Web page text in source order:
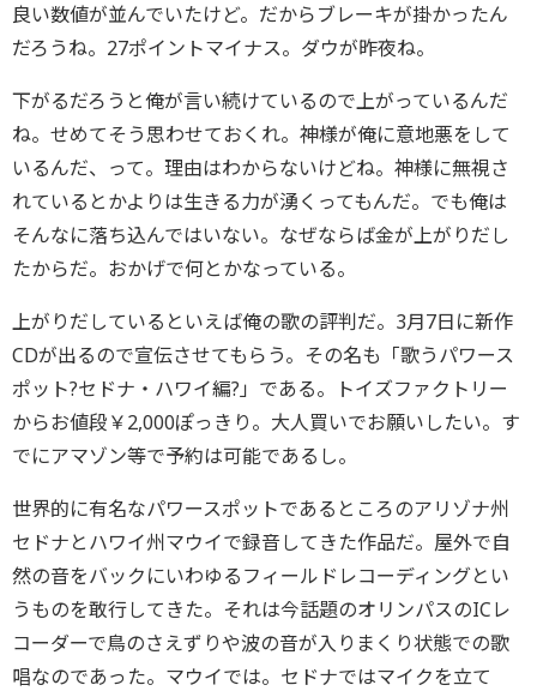
良い数値が並んでいたけど。だからブレーキが掛かったん
だろうね。27ポイントマイナス。ダウが昨夜ね。
下がるだろうと俺が言い続けているので上がっているんだ
ね。せめてそう思わせておくれ。神様が俺に意地悪をして
いるんだ、って。理由はわからないけどね。神様に無視さ
れているとかよりは生きる力が湧くってもんだ。でも俺は
そんなに落ち込んではいない。なぜならば金が上がりだし
たからだ。おかげで何とかなっている。
上がりだしているといえば俺の歌の評判だ。3月7日に新作
CDが出るので宣伝させてもらう。その名も「歌うパワース
ポット?セドナ・ハワイ編?」である。トイズファクトリー
からお値段￥2,000ぽっきり。大人買いでお願いしたい。す
でにアマゾン等で予約は可能であるし。
世界的に有名なパワースポットであるところのアリゾナ州
セドナとハワイ州マウイで録音してきた作品だ。屋外で自
然の音をバックにいわゆるフィールドレコーディングとい
うものを敢行してきた。それは今話題のオリンパスのICレ
コーダーで鳥のさえずりや波の音が入りまくり状態での歌
唱なのであった。マウイでは。セドナではマイクを立て